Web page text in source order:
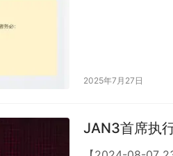
2025年7月27日
JAN3首席执